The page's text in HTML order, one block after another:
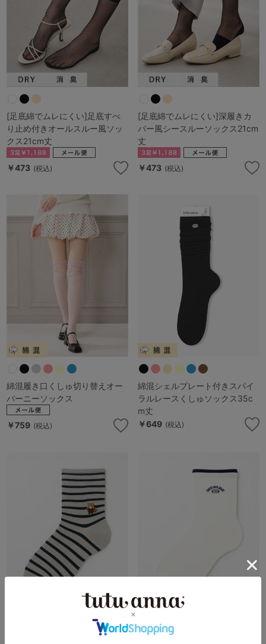
[足底綿でムレにくい]足底すべ
り止め付きオールスルー風ソッ
クス21cm丈
￥473 (税込)
[足底綿でムレにくい]深履きカ
バー風シースルーソックス21cm
丈
￥473 (税込)
綿混履き口くしゅ切り替えオー
バーニーソックス
￥759 (税込)
綿混シェルプレート付きスパイ
ラルレースくしゅソックス35c
m丈
￥649 (税込)